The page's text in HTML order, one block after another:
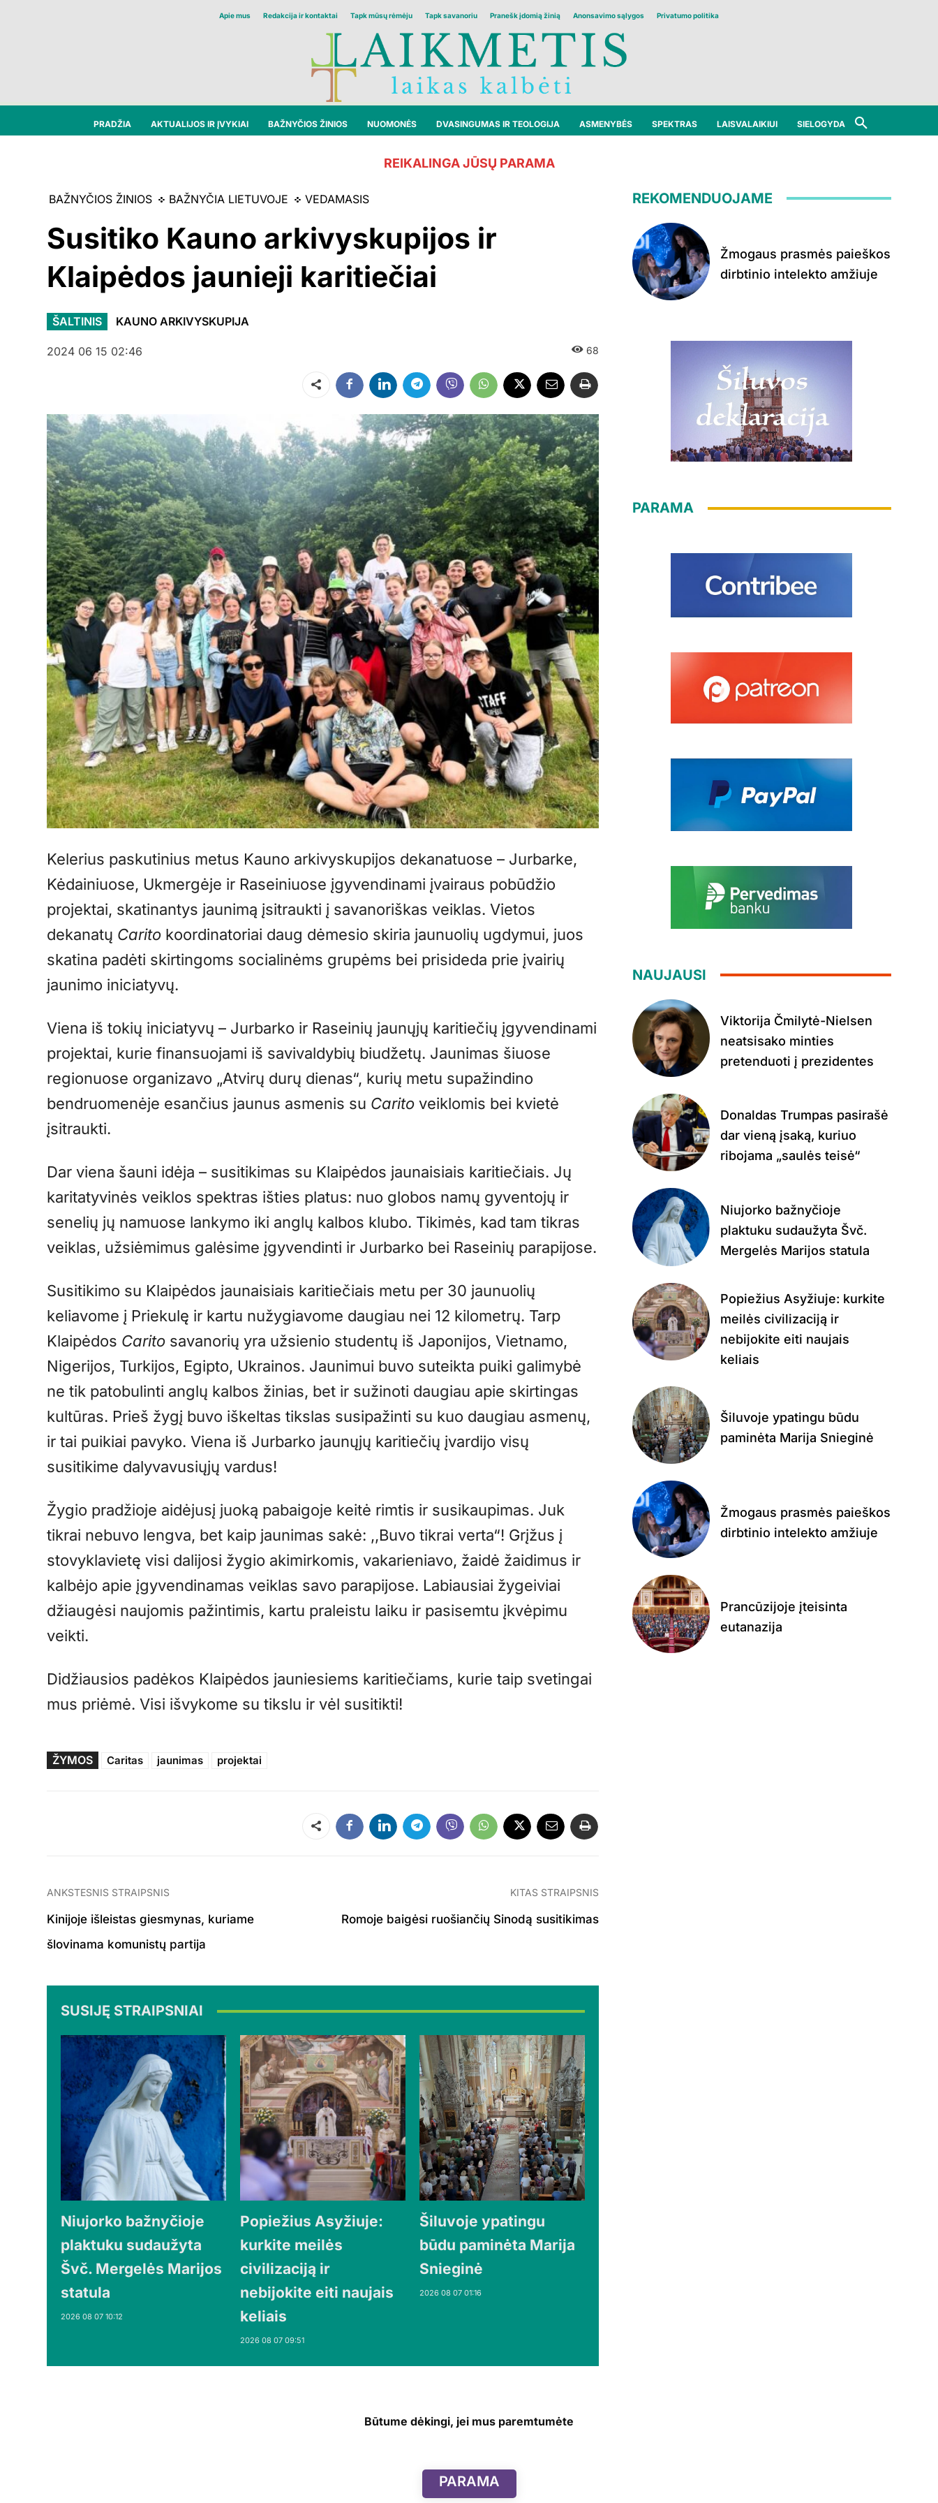
Apie mus Redakcija ir kontaktai Tapk mūsų rėmėju Tapk savanoriu Pranešk įdomią žinią Anonsavimo sąlygos Privatumo politika
PRADŽIA AKTUALIJOS IR ĮVYKIAI BAŽNYČIOS ŽINIOS NUOMONĖS DVASINGUMAS IR TEOLOGIJA ASMENYBĖS SPEKTRAS LAISVALAIKIUI SIELOGYDA
REIKALINGA JŪSŲ PARAMA
BAŽNYČIOS ŽINIOS BAŽNYČIA LIETUVOJE VEDAMASIS
Susitiko Kauno arkivyskupijos ir
Klaipėdos jaunieji karitiečiai
ŠALTINIS KAUNO ARKIVYSKUPIJA
2024 06 15 02:46 68
Dalintis
Kelerius paskutinius metus Kauno arkivyskupijos dekanatuose – Jurbarke,
Kėdainiuose, Ukmergėje ir Raseiniuose įgyvendinami įvairaus pobūdžio
projektai, skatinantys jaunimą įsitraukti į savanoriškas veiklas. Vietos
dekanatų Carito koordinatoriai daug dėmesio skiria jaunuolių ugdymui, juos
skatina padėti skirtingoms socialinėms grupėms bei prisideda prie įvairių
jaunimo iniciatyvų.
Viena iš tokių iniciatyvų – Jurbarko ir Raseinių jaunųjų karitiečių įgyvendinami
projektai, kurie finansuojami iš savivaldybių biudžetų. Jaunimas šiuose
regionuose organizavo „Atvirų durų dienas“, kurių metu supažindino
bendruomenėje esančius jaunus asmenis su Carito veiklomis bei kvietė
įsitraukti.
Dar viena šauni idėja – susitikimas su Klaipėdos jaunaisiais karitiečiais. Jų
karitatyvinės veiklos spektras išties platus: nuo globos namų gyventojų ir
senelių jų namuose lankymo iki anglų kalbos klubo. Tikimės, kad tam tikras
veiklas, užsiėmimus galėsime įgyvendinti ir Jurbarko bei Raseinių parapijose.
Susitikimo su Klaipėdos jaunaisiais karitiečiais metu per 30 jaunuolių
keliavome į Priekulę ir kartu nužygiavome daugiau nei 12 kilometrų. Tarp
Klaipėdos Carito savanorių yra užsienio studentų iš Japonijos, Vietnamo,
Nigerijos, Turkijos, Egipto, Ukrainos. Jaunimui buvo suteikta puiki galimybė
ne tik patobulinti anglų kalbos žinias, bet ir sužinoti daugiau apie skirtingas
kultūras. Prieš žygį buvo iškeltas tikslas susipažinti su kuo daugiau asmenų,
ir tai puikiai pavyko. Viena iš Jurbarko jaunųjų karitiečių įvardijo visų
susitikime dalyvavusiųjų vardus!
Žygio pradžioje aidėjusį juoką pabaigoje keitė rimtis ir susikaupimas. Juk
tikrai nebuvo lengva, bet kaip jaunimas sakė: ,,Buvo tikrai verta“! Grįžus į
stovyklavietę visi dalijosi žygio akimirkomis, vakarieniavo, žaidė žaidimus ir
kalbėjo apie įgyvendinamas veiklas savo parapijose. Labiausiai žygeiviai
džiaugėsi naujomis pažintimis, kartu praleistu laiku ir pasisemtu įkvėpimu
veikti.
Didžiausios padėkos Klaipėdos jauniesiems karitiečiams, kurie taip svetingai
mus priėmė. Visi išvykome su tikslu ir vėl susitikti!
ŽYMOS Caritas jaunimas projektai
Dalintis
ANKSTESNIS STRAIPSNIS
Kinijoje išleistas giesmynas, kuriame
šlovinama komunistų partija
KITAS STRAIPSNIS
Romoje baigėsi ruošiančių Sinodą susitikimas
SUSIJĘ STRAIPSNIAI
Niujorko bažnyčioje
plaktuku sudaužyta
Švč. Mergelės Marijos
statula
2026 08 07 10:12
Popiežius Asyžiuje:
kurkite meilės
civilizaciją ir
nebijokite eiti naujais
keliais
2026 08 07 09:51
Šiluvoje ypatingu
būdu paminėta Marija
Snieginė
2026 08 07 01:16
REKOMENDUOJAME
Žmogaus prasmės paieškos
dirbtinio intelekto amžiuje
PARAMA
NAUJAUSI
Viktorija Čmilytė-Nielsen
neatsisako minties
pretenduoti į prezidentes
Donaldas Trumpas pasirašė
dar vieną įsaką, kuriuo
ribojama „saulės teisė“
Niujorko bažnyčioje
plaktuku sudaužyta Švč.
Mergelės Marijos statula
Popiežius Asyžiuje: kurkite
meilės civilizaciją ir
nebijokite eiti naujais
keliais
Šiluvoje ypatingu būdu
paminėta Marija Snieginė
Žmogaus prasmės paieškos
dirbtinio intelekto amžiuje
Prancūzijoje įteisinta
eutanazija
Būtume dėkingi, jei mus paremtumėte
PARAMA